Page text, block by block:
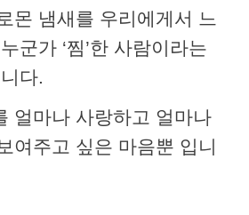
몬 냄새를 우리에게서 느
군가 ‘찜’한 사람이라는
다.
얼마나 사랑하고 얼마나
여주고 싶은 마음뿐 입니